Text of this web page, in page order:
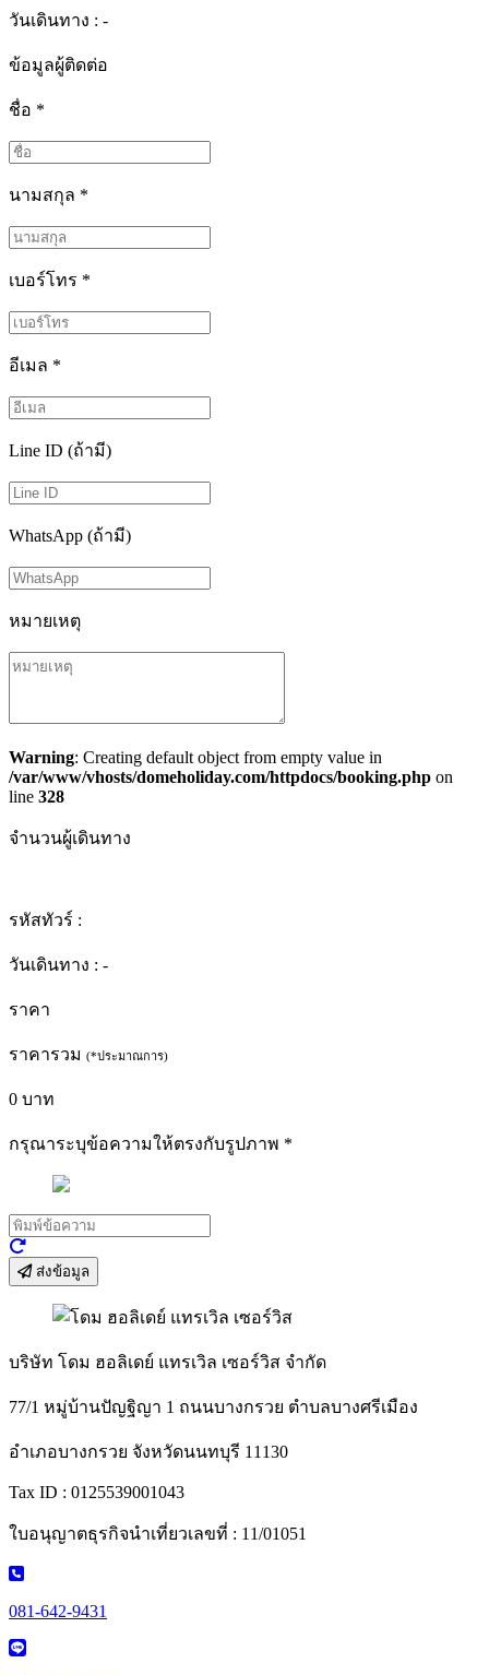
วันเดินทาง : -
ข้อมูลผู้ติดต่อ
ชื่อ *
นามสกุล *
เบอร์โทร *
อีเมล *
Line ID (ถ้ามี)
WhatsApp (ถ้ามี)
หมายเหตุ
Warning: Creating default object from empty value in
/var/www/vhosts/domeholiday.com/httpdocs/booking.php on
line 328
จำนวนผู้เดินทาง
รหัสทัวร์ :
วันเดินทาง : -
ราคา
ราคารวม (*ประมาณการ)
0 บาท
กรุณาระบุข้อความให้ตรงกับรูปภาพ *
ส่งข้อมูล
บริษัท โดม ฮอลิเดย์ แทรเวิล เซอร์วิส จำกัด
77/1 หมู่บ้านปัญฐิญา 1 ถนนบางกรวย ตำบลบางศรีเมือง
อำเภอบางกรวย จังหวัดนนทบุรี 11130
Tax ID : 0125539001043
ใบอนุญาตธุรกิจนำเที่ยวเลขที่ : 11/01051
081-642-9431